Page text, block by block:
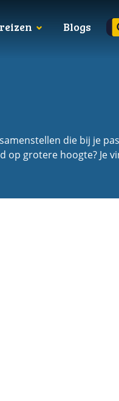
Blogs
die bij je
op grotere hoogte? Je